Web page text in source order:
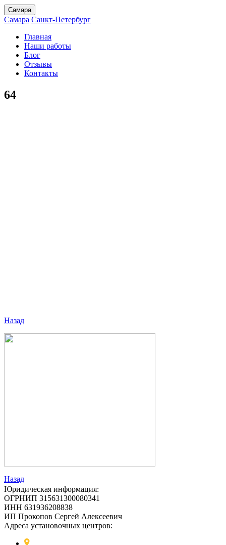
Самара
Самара Санкт-Петербург
Главная
Наши работы
Блог
Отзывы
Контакты
64
Назад
Назад
Юридическая информация:
ОГРНИП 315631300080341
ИНН 631936208838
ИП Прокопов Сергей Алексеевич
Адреса установочных центров: